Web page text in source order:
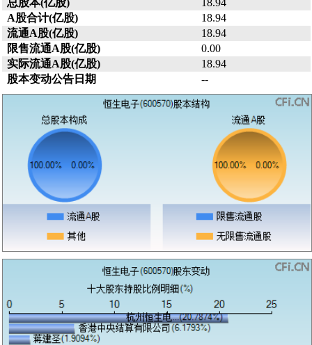
总股本(亿股)
18.94
A股合计(亿股)
18.94
流通A股(亿股)
18.94
限售流通A股(亿股)
0.00
实际流通A股(亿股)
18.94
股本变动公告日期
--